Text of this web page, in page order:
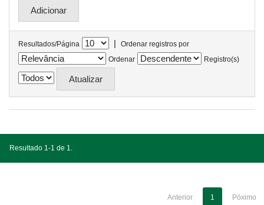
Resultados/Página |
Ordenar registros por
Ordenar
Registro(s)
Resultado 1-1 de 1.
Anterior 1 Póximo